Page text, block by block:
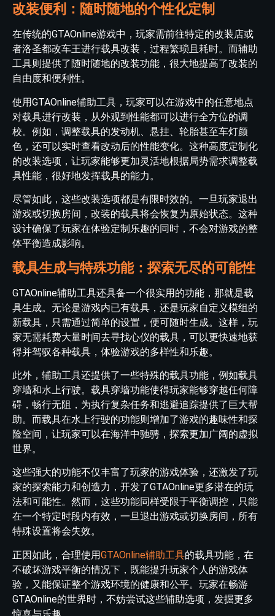
改装便利：随时随地的个性化定制
在传统的GTAOnline游戏中，玩家需前往特定的改装店或
者洛圣都改车王进行载具改装，过程繁琐且耗时。而辅助
工具则提供了随时随地的改装功能，很大地提高了改装的
自由度和便利性。
使用GTAOnline辅助工具，玩家可以在游戏中的任意地点
对载具进行改装，从外观到性能都可以进行全方位的调
校。例如，调整载具的发动机、悬挂、轮胎甚至车灯颜
色，还可以实时查看改动后的性能变化。这种高度定制化
的改装选项，让玩家能够更加灵活地根据局势需求调整载
具性能，很好地发挥载具的能力。
尽管如此，这些改装选项都是有限时效的。一旦玩家退出
游戏或切换房间，改装的载具将会恢复为原始状态。这种
设计确保了玩家在体验定制乐趣的同时，不会对游戏的整
体平衡造成影响。
载具生成与特殊功能：探索无尽的可能性
GTAOnline辅助工具还具备一个很实用的功能，那就是载
具生成。无论是游戏内已有载具，还是玩家自定义模组的
新载具，只需通过简单的设置，便可随时生成。这样，玩
家无需耗费大量时间去寻找心仪的载具，可以更快速地获
得并驾驭各种载具，体验游戏的多样性和乐趣。
此外，辅助工具还提供了一些特殊的载具功能，例如载具
穿墙和水上行驶。载具穿墙功能使得玩家能够穿越任何障
碍，畅行无阻，为执行复杂任务和逃避追踪提供了巨大帮
助。而载具在水上行驶的功能则增加了游戏的趣味性和探
险空间，让玩家可以在海洋中驰骋，探索更加广阔的虚拟
世界。
这些强大的功能不仅丰富了玩家的游戏体验，还激发了玩
家的探索能力和创造力，开发了GTAOnline更多潜在的玩
法和可能性。然而，这些功能同样受限于平衡调控，只能
在一个特定时段内有效，一旦退出游戏或切换房间，所有
特殊设置将会失效。
正因如此，合理使用GTAOnline辅助工具的载具功能，在
不破坏游戏平衡的情况下，既能提升玩家个人的游戏体
验，又能保证整个游戏环境的健康和公平。玩家在畅游
GTAOnline的世界时，不妨尝试这些辅助选项，发掘更多